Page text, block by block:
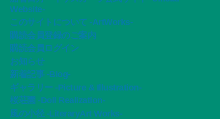
Website-
このサイトについて -ArtWorks-
購読会員登録のご案内
購読会員ログイン
お知らせ
新着記事 -Blog-
ギャラリー -Picture & Illustration-
桜荘園 -Doll Realization-
風の小径 -LiteraryArt Works-